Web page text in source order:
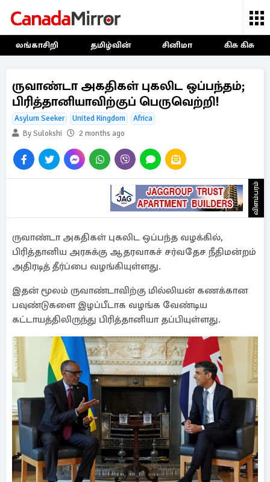
லங்காசிறி தமிழ்வின் சினிமா கிசு கிசு
ருவாண்டா அகதிகள் புகலிட ஒப்பந்தம்;
பிரித்தானியாவிற்குப் பெருவெற்றி!
Asylum Seeker United Kingdom
Africa
By Sulokshi
2 months ago
விளம்பரம்
ருவாண்டா அகதிகள் புகலிட ஒப்பந்த வழக்கில்,
பிரித்தானிய அரசுக்கு ஆதரவாகச் சர்வதேச நீதிமன்றம்
அதிரடித் தீர்ப்பை வழங்கியுள்ளது.
இதன் மூலம் ருவாண்டாவிற்கு மில்லியன் கணக்கான
பவுண்டுகளை இழப்பீடாக வழங்க வேண்டிய
கட்டாயத்திலிருந்து பிரித்தானியா தப்பியுள்ளது.